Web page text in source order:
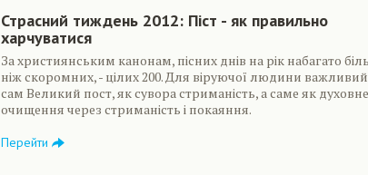
Страсний тиждень 2012: Піст - як правильно
харчуватися
За християнським канонам, пісних днів на рік набагато
ніж скоромних, - цілих 200. Для віруючої людини
сам Великий пост, як сувора стриманість, а саме як духовне
очищення через стриманість і покаяння.
Перейти